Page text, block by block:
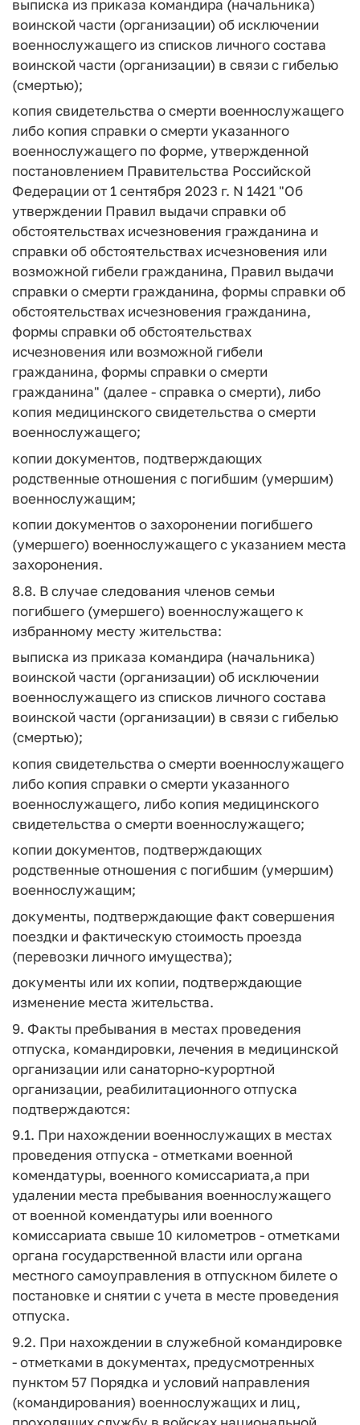
выписка из приказа командира (начальника)
воинской части (организации) об исключении
военнослужащего из списков личного состава
воинской части (организации) в связи с гибелью
(смертью);
копия свидетельства о смерти военнослужащего
либо копия справки о смерти указанного
военнослужащего по форме, утвержденной
постановлением Правительства Российской
Федерации от 1 сентября 2023 г. N 1421 "Об
утверждении Правил выдачи справки об
обстоятельствах исчезновения гражданина и
справки об обстоятельствах исчезновения или
возможной гибели гражданина, Правил выдачи
справки о смерти гражданина, формы справки об
обстоятельствах исчезновения гражданина,
формы справки об обстоятельствах
исчезновения или возможной гибели
гражданина, формы справки о смерти
гражданина" (далее - справка о смерти), либо
копия медицинского свидетельства о смерти
военнослужащего;
копии документов, подтверждающих
родственные отношения с погибшим (умершим)
военнослужащим;
копии документов о захоронении погибшего
(умершего) военнослужащего с указанием места
захоронения.
8.8. В случае следования членов семьи
погибшего (умершего) военнослужащего к
избранному месту жительства:
выписка из приказа командира (начальника)
воинской части (организации) об исключении
военнослужащего из списков личного состава
воинской части (организации) в связи с гибелью
(смертью);
копия свидетельства о смерти военнослужащего
либо копия справки о смерти указанного
военнослужащего, либо копия медицинского
свидетельства о смерти военнослужащего;
копии документов, подтверждающих
родственные отношения с погибшим (умершим)
военнослужащим;
документы, подтверждающие факт совершения
поездки и фактическую стоимость проезда
(перевозки личного имущества);
документы или их копии, подтверждающие
изменение места жительства.
9. Факты пребывания в местах проведения
отпуска, командировки, лечения в медицинской
организации или санаторно-курортной
организации, реабилитационного отпуска
подтверждаются:
9.1. При нахождении военнослужащих в местах
проведения отпуска - отметками военной
комендатуры, военного комиссариата,а при
удалении места пребывания военнослужащего
от военной комендатуры или военного
комиссариата свыше 10 километров - отметками
органа государственной власти или органа
местного самоуправления в отпускном билете о
постановке и снятии с учета в месте проведения
отпуска.
9.2. При нахождении в служебной командировке
- отметками в документах, предусмотренных
пунктом 57 Порядка и условий направления
(командирования) военнослужащих и лиц,